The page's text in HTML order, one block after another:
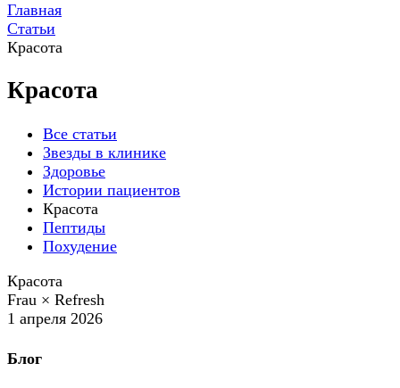
Главная
Статьи
Красота
Красота
Все статьи
Звезды в клинике
Здоровье
Истории пациентов
Красота
Пептиды
Похудение
Красота
Frau × Refresh
1 апреля 2026
Блог